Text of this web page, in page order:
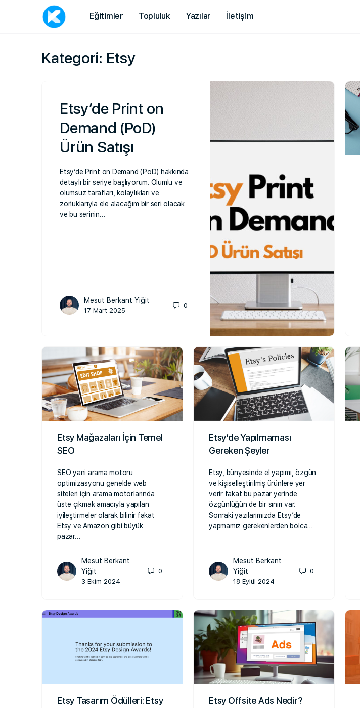
Eğitimler Topluluk Yazılar İletişim
Kategori: Etsy
Etsy’de Print on
Demand (PoD)
Ürün Satışı
Etsy’de Print on Demand (PoD) hakkında
detaylı bir seriye başlıyorum. Olumlu ve
olumsuz tarafları, kolaylıkları ve
zorluklarıyla ele alacağım bir seri olacak
ve bu serinin…
Mesut Berkant Yiğit
17 Mart 2025
0
Etsy Mağazaları İçin Temel
SEO
SEO yani arama motoru
optimizasyonu genelde web
siteleri için arama motorlarında
üste çıkmak amacıyla yapılan
iyileştirmeler olarak bilinir fakat
Etsy ve Amazon gibi büyük
pazar…
Mesut Berkant
Yiğit
3 Ekim 2024
0
Etsy’de Yapılmaması
Gereken Şeyler
Etsy, bünyesinde el yapımı, özgün
ve kişiselleştirilmiş ürünlere yer
verir fakat bu pazar yerinde
özgünlüğün de bir sınırı var.
Sonraki yazılarımızda Etsy’de
yapmamız gerekenlerden bolca…
Mesut Berkant
Yiğit
18 Eylül 2024
0
Etsy Tasarım Ödülleri: Etsy
Etsy Offsite Ads Nedir?